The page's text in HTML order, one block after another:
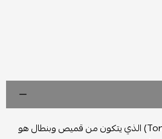
طقم توم فورد (Tom Ford Set) الذي يتكون من قميص وبنطال هو